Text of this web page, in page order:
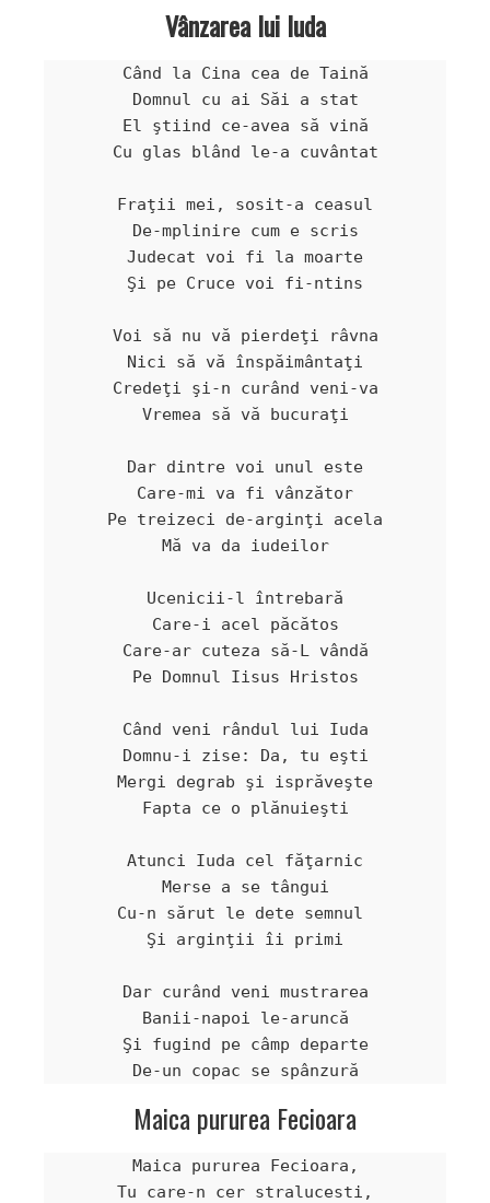
Vânzarea lui Iuda
Când la Cina cea de Taină
Domnul cu ai Săi a stat
El ştiind ce-avea să vină
Cu glas blând le-a cuvântat
Fraţii mei, sosit-a ceasul
De-mplinire cum e scris
Judecat voi fi la moarte
Şi pe Cruce voi fi-ntins
Voi să nu vă pierdeţi râvna
Nici să vă înspăimântaţi
Credeţi şi-n curând veni-va
Vremea să vă bucuraţi
Dar dintre voi unul este
Care-mi va fi vânzător
Pe treizeci de-arginţi acela
Mă va da iudeilor
Ucenicii-l întrebară
Care-i acel păcătos
Care-ar cuteza să-L vândă
Pe Domnul Iisus Hristos
Când veni rândul lui Iuda
Domnu-i zise: Da, tu eşti
Mergi degrab şi isprăveşte
Fapta ce o plănuieşti
Atunci Iuda cel făţarnic
Merse a se tângui
Cu-n sărut le dete semnul
Şi arginţii îi primi
Dar curând veni mustrarea
Banii-napoi le-aruncă
Şi fugind pe câmp departe
Maica pururea Fecioara
Maica pururea Fecioara,
Tu care-n cer stralucesti,